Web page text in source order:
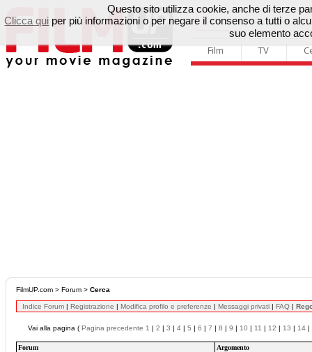
Film TV
FilmUP.com > Forum > Cerca
Indice Forum | Registrazione | Modifica profilo e preferenze | Messaggi privati | FAQ |
Vai alla pagina ( Pagina precedente 1 | 2 | 3 | 4 | 5 | 6 | 7 | 8 | 9 | 10 | 11 | 12 | 13 | 14 |
Forum Argomento
Questo sito utilizza cookie, anche di terze
Clicca qui per più informazioni o per negare il consenso a tutti o
suo elemento